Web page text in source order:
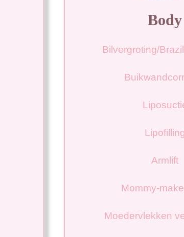
Body
Bilvergroting/
Lipofilling
Armlift
Mommy-
Moedervlekken